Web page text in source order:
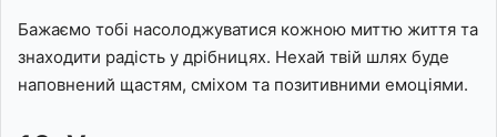
Бажаємо тобі насолоджуватися кожною миттю життя та
знаходити радість у дрібницях. Нехай твій шлях буде
наповнений щастям, сміхом та позитивними емоціями.